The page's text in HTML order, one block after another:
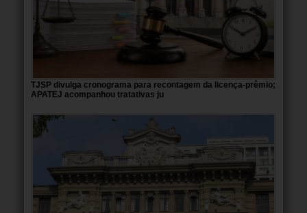
TJSP divulga cronograma para recontagem da licença-prêmio;
APATEJ acompanhou tratativas ju